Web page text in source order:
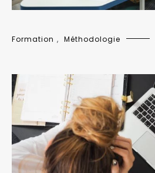
Formation , Méthodologie